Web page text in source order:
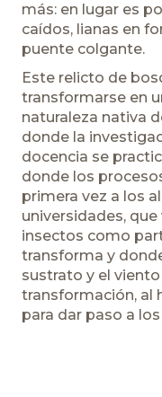
más: en lugar es
caídos, lianas en
puente colgante.
Este relicto de
transformarse en
naturaleza nativa
donde la
docencia se
donde los
primera vez a los
universidades,
insectos como
transforma y
sustrato y el
transformación, al
para dar paso a